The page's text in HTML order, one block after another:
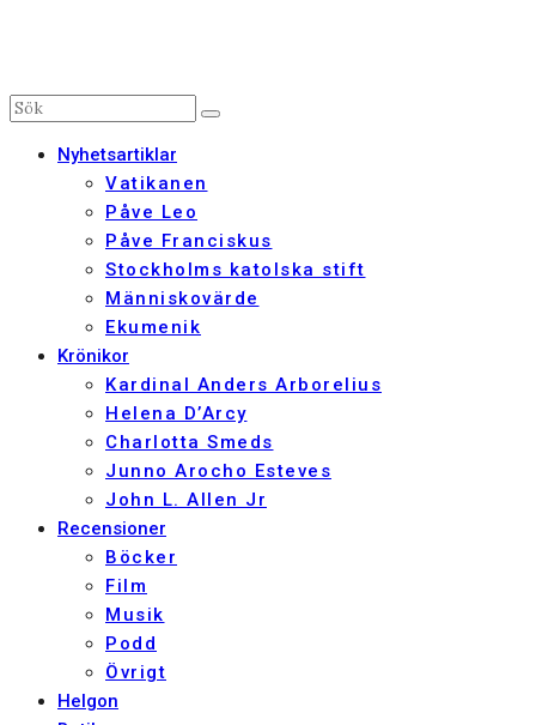
Nyhetsartiklar
Vatikanen
Påve Leo
Påve Franciskus
Stockholms katolska stift
Människovärde
Ekumenik
Krönikor
Kardinal Anders Arborelius
Helena D’Arcy
Charlotta Smeds
Junno Arocho Esteves
John L. Allen Jr
Recensioner
Böcker
Film
Musik
Podd
Övrigt
Helgon